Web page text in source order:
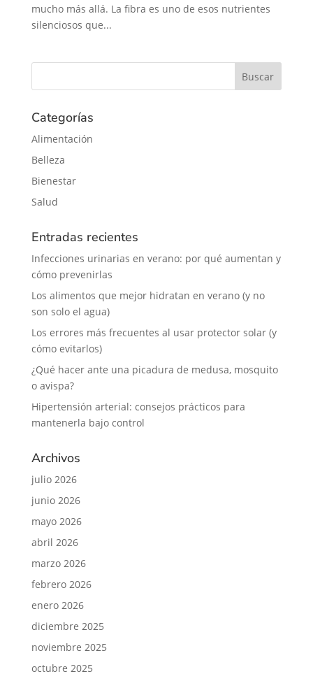
mucho más allá. La fibra es uno de esos nutrientes
silenciosos que...
Categorías
Alimentación
Belleza
Bienestar
Salud
Entradas recientes
Infecciones urinarias en verano: por qué aumentan y
cómo prevenirlas
Los alimentos que mejor hidratan en verano (y no
son solo el agua)
Los errores más frecuentes al usar protector solar (y
cómo evitarlos)
¿Qué hacer ante una picadura de medusa, mosquito
o avispa?
Hipertensión arterial: consejos prácticos para
mantenerla bajo control
Archivos
julio 2026
junio 2026
mayo 2026
abril 2026
marzo 2026
febrero 2026
enero 2026
diciembre 2025
noviembre 2025
octubre 2025